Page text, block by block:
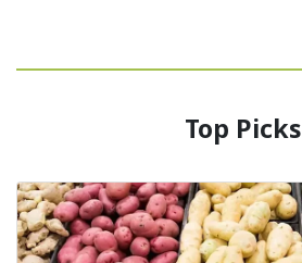
Top Picks